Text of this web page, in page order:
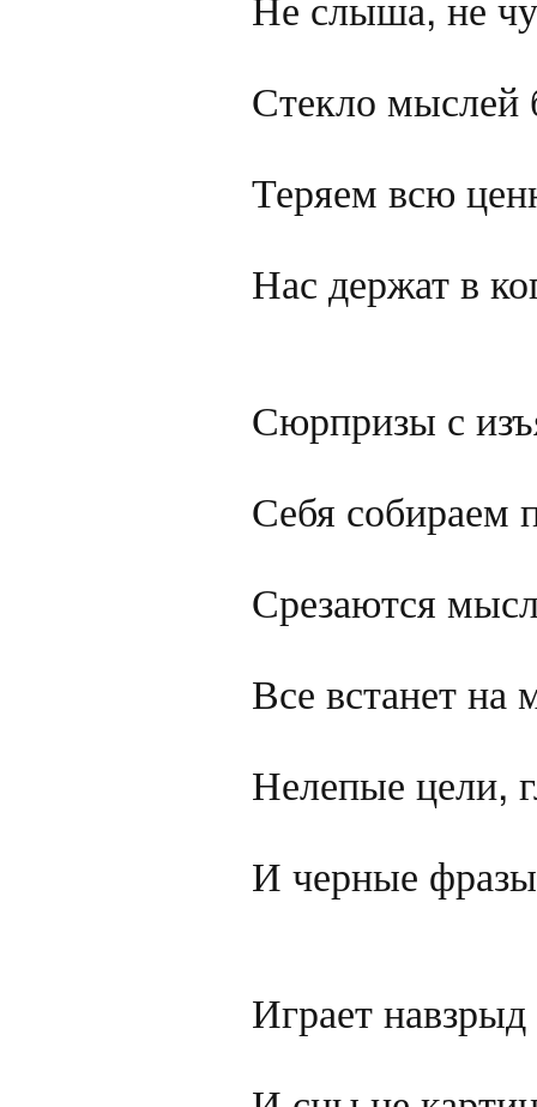
Стекло мыслей
Теряем всю
Нас держат в
Сюрпризы с
Себя собираем
Срезаются
Все встанет на
Нелепые цели,
И черные
Играет